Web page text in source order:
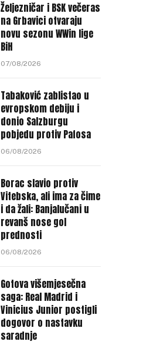
Željezničar i BSK večeras
na Grbavici otvaraju
novu sezonu WWin lige
BiH
07/08/2026
Tabaković zablistao u
evropskom debiju i
donio Salzburgu
pobjedu protiv Pafosa
06/08/2026
Borac slavio protiv
Vitebska, ali ima za čime
i da žali: Banjalučani u
revanš nose gol
prednosti
06/08/2026
Gotova višemjesečna
saga: Real Madrid i
Vinicius Junior postigli
dogovor o nastavku
saradnje